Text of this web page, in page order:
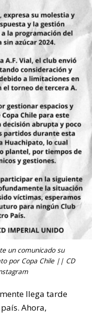
un comunicado su
por Copa Chile || CD
llega tarde
Ahora,